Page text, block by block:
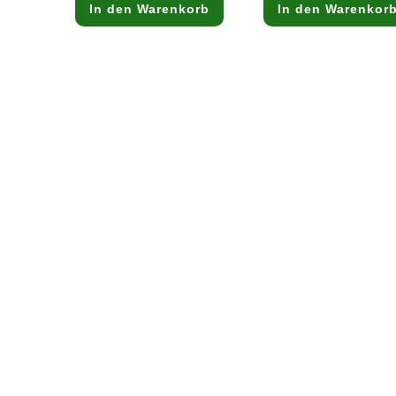
In den Warenkorb In den